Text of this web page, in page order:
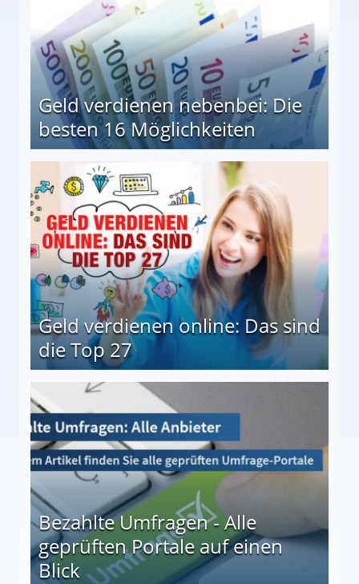
Geld verdienen nebenbei: Die
besten 16 Möglichkeiten
Geld verdienen online: Das sind
die Top 27
Bezahlte Umfragen - Alle
geprüften Portale auf einen
Blick